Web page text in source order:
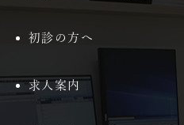
初診の方へ
求人案内